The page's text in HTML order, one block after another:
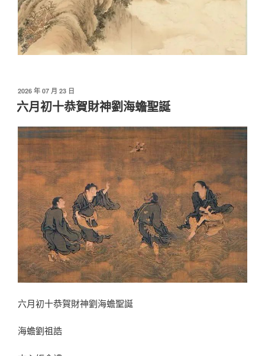
發
佈
於
2026 年 07 月 23 日
六月初十恭賀財神劉海蟾聖誕
六月初十恭賀財神劉海蟾聖誕
海蟾劉祖誥